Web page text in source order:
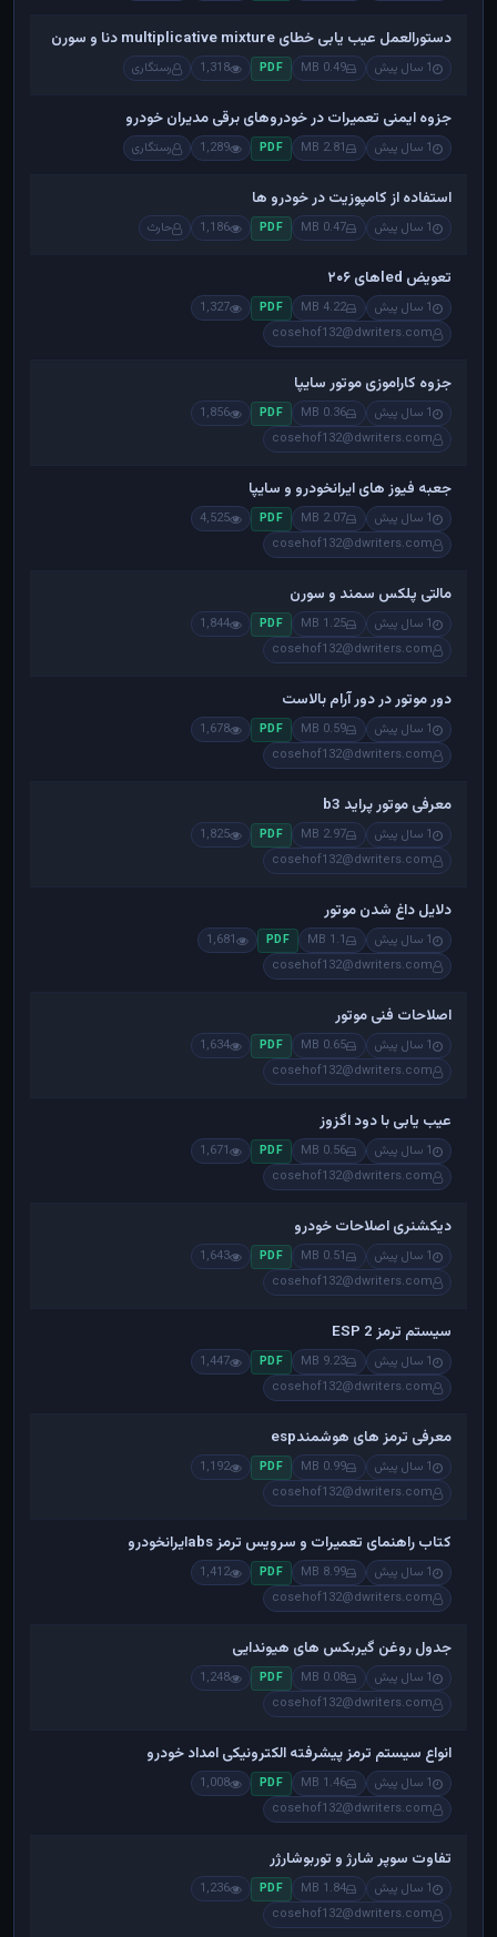
دستورالعمل عیب یابی خطای multiplicative mixture دنا و سورن
1 سال پیش 0.49 MB
PDF
1,318 رستگاری
جزوه ایمنی تعمیرات در خودروهای برقی مدیران خودرو
1 سال پیش 2.81 MB
PDF
1,289 رستگاری
استفاده از کامپوزیت در خودرو ها
1 سال پیش 0.47 MB
PDF
1,186 حارث
تعویض ledهای ۲۰۶
1 سال پیش 4.22 MB
PDF
1,327
cosehof132@dwriters.com
جزوه کاراموزی موتور سایپا
1 سال پیش 0.36 MB
PDF
1,856
cosehof132@dwriters.com
جعبه فیوز های ایرانخودرو و سایپا
1 سال پیش 2.07 MB
PDF
4,525
cosehof132@dwriters.com
مالتی پلکس سمند و سورن
1 سال پیش 1.25 MB
PDF
1,844
cosehof132@dwriters.com
دور موتور در دور آرام بالاست
1 سال پیش 0.59 MB
PDF
1,678
cosehof132@dwriters.com
معرفی موتور پراید b3
1 سال پیش 2.97 MB
PDF
1,825
cosehof132@dwriters.com
دلایل داغ شدن موتور
1 سال پیش 1.1 MB
PDF
1,681
cosehof132@dwriters.com
اصلاحات فنی موتور
1 سال پیش 0.65 MB
PDF
1,634
cosehof132@dwriters.com
عیب یابی با دود اگزوز
1 سال پیش 0.56 MB
PDF
1,671
cosehof132@dwriters.com
دیکشنری اصلاحات خودرو
1 سال پیش 0.51 MB
PDF
1,643
cosehof132@dwriters.com
سیستم ترمز ESP 2
1 سال پیش 9.23 MB
PDF
1,447
cosehof132@dwriters.com
معرفی ترمز های هوشمندesp
1 سال پیش 0.99 MB
PDF
1,192
cosehof132@dwriters.com
کتاب راهنمای تعمیرات و سرویس ترمز absایرانخودرو
1 سال پیش 8.99 MB
PDF
1,412
cosehof132@dwriters.com
جدول روغن گیربکس های هیوندایی
1 سال پیش 0.08 MB
PDF
1,248
cosehof132@dwriters.com
انواع سیستم ترمز پیشرفته الکترونیکی امداد خودرو
1 سال پیش 1.46 MB
PDF
1,008
cosehof132@dwriters.com
تفاوت سوپر شارژ و توربوشارژر
1 سال پیش 1.84 MB
PDF
1,236
cosehof132@dwriters.com